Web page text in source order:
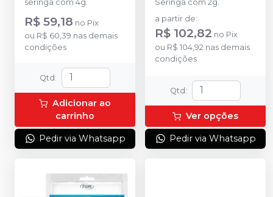
seringa com 4g.
R$ 59,18 no Pix
ou R$ 60,39 nas demais
condições
Qtd :
Adicionar ao
carrinho
Pedir via Whatsapp
Seringa com 2g.
a partir de:
R$ 102,82 no Pix
ou R$ 104,92 nas demais
condições
Qtd :
Ver opções
Pedir via Whatsapp